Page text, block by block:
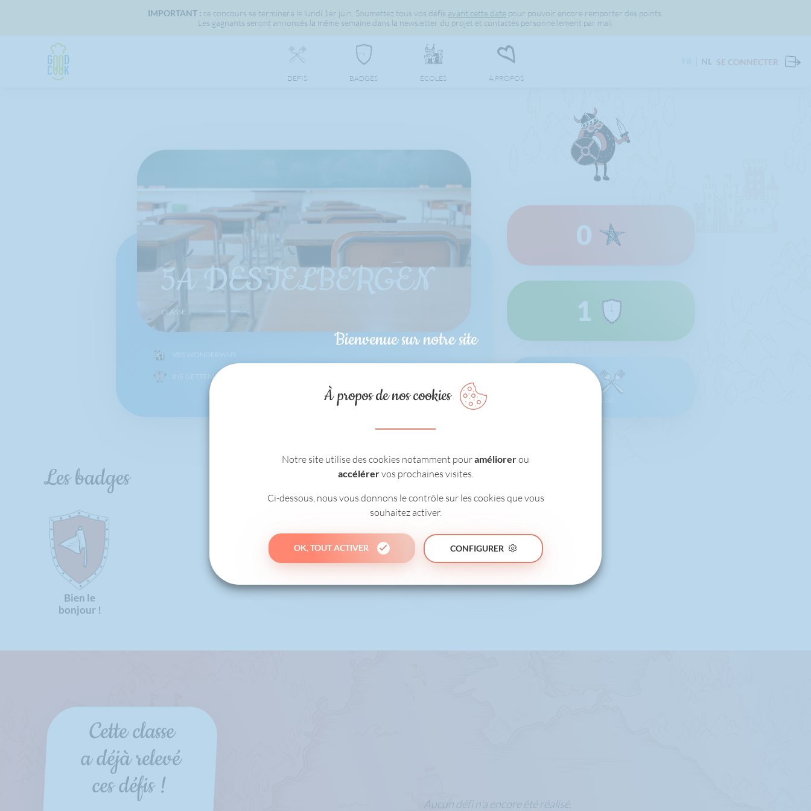
IMPORTANT : ce concours se terminera le lundi 1er juin. Soumettez tous vos défis avant cette date pour pouvoir encore remporter des points.
Les gagnants seront annoncés la même semaine dans la newsletter du projet et contactés personnellement par mail.
DÉFIS BADGES ÉCOLES À PROPOS
NL SE CONNECTER
5A DESTELBERGEN
CLASSE
VBS WONDERWIJS
INE GETTEMANS
0
1
0
Les badges
Bien le
bonjour !
Cette classe
a déjà relevé
ces défis !
Aucun défi n'a encore été réalisé.
Bienvenue sur notre site
À propos de nos cookies
Notre site utilise des cookies notamment pouraméliorerou
accélérervos prochaines visites.
Ci-dessous, nous vous donnons le contrôle sur les cookies que vous
souhaitez activer.
OK, TOUT ACTIVER CONFIGURER